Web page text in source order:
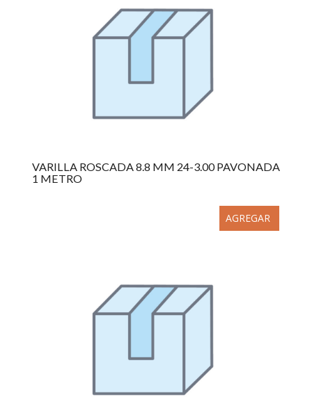
VARILLA ROSCADA 8.8 MM 24-3.00 PAVONADA
1 METRO
AGREGAR